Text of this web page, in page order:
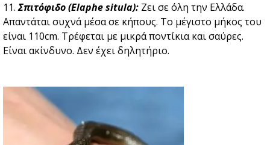
11.Σπιτόφιδο (Elaphe situla): Ζει σε όλη την Ελλάδα.
Απαντάται συχνά μέσα σε κήπους. Το μέγιστο μήκος του
είναι 110cm. Τρέφεται με μικρά ποντίκια και σαύρες.
Είναι ακίνδυνο. Δεν έχει δηλητήριο.